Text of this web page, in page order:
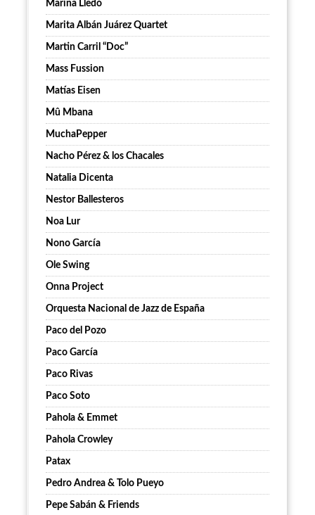
Marina Lledó
Marita Albán Juárez Quartet
Martin Carril “Doc”
Mass Fussion
Matías Eisen
Mû Mbana
MuchaPepper
Nacho Pérez & los Chacales
Natalia Dicenta
Nestor Ballesteros
Noa Lur
Nono García
Ole Swing
Onna Project
Orquesta Nacional de Jazz de España
Paco del Pozo
Paco García
Paco Rivas
Paco Soto
Pahola & Emmet
Pahola Crowley
Patax
Pedro Andrea & Tolo Pueyo
Pepe Sabán & Friends